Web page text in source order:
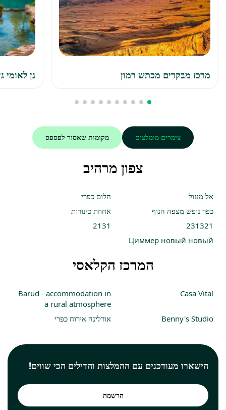
מרכז מבקרים מכתש רמון גן
צימרים מומלצים מקומות שאסור לפספס
צפון מרהיב
אל מנזול
חלום כפרי
כפר נופש מצפה הנוף
אחוזת כינורות
231321
2131
Циммер новый новый
המרכז הקלאסי
Casa Vital
Barud - accommodation in
a rural atmosphere
Benny's Studio
אורלינה אירוח כפרי
הישארו מעודכנים עם ההמלצות והדילים הכי שווים!
הרשמה